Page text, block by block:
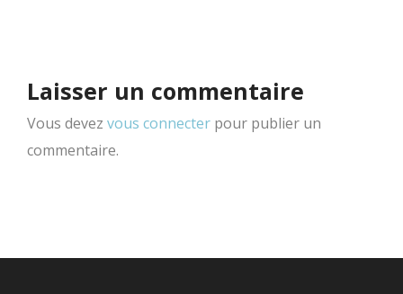
Laisser un commentaire
Vous devez vous connecter pour publier un
commentaire.